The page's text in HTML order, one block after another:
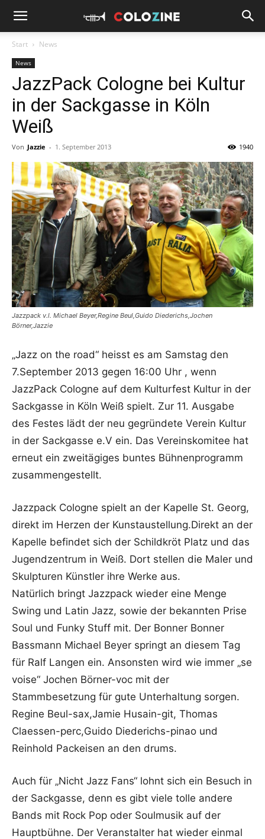
Start News
News
JazzPack Cologne bei Kultur
in der Sackgasse in Köln
Weiß
Von Jazzie - 1. September 2013 1940
Jazzpack v.l. Michael Beyer,Regine Beul,Guido Diederichs,Jochen
Börner,Jazzie
„Jazz on the road“ heisst es am Samstag den
7.September 2013 gegen 16:00 Uhr , wenn
JazzPack Cologne auf dem Kulturfest Kultur in der
Sackgasse in Köln Weiß spielt. Zur 11. Ausgabe
des Festes lädt der neu gegründete Verein Kultur
in der Sackgasse e.V ein. Das Vereinskomitee hat
erneut ein zweitägiges buntes Bühnenprogramm
zusammengestellt.
Jazzpack Cologne spielt an der Kapelle St. Georg,
direkt im Herzen der Kunstaustellung.Direkt an der
Kapelle befindet sich der Schildkröt Platz und das
Jugendzentrum in Weiß. Dort stellen die Maler und
Skulpturen Künstler ihre Werke aus.
Natürlich bringt Jazzpack wieder eine Menge
Swing und Latin Jazz, sowie der bekannten Prise
Soul und Funky Stuff mit. Der Bonner Bonner
Bassmann Michael Beyer springt an diesem Tag
für Ralf Langen ein. Ansonsten wird wie immer „se
voise“ Jochen Börner-voc mit der
Stammbesetzung für gute Unterhaltung sorgen.
Regine Beul-sax,Jamie Husain-git, Thomas
Claessen-perc,Guido Diederichs-pinao und
Reinhold Packeisen an den drums.
Auch für „Nicht Jazz Fans“ lohnt sich ein Besuch in
der Sackgasse, denn es gibt viele tolle andere
Bands mit Rock Pop oder Soulmusik auf der
Hauptbühne. Der Veranstalter hat wieder einmal